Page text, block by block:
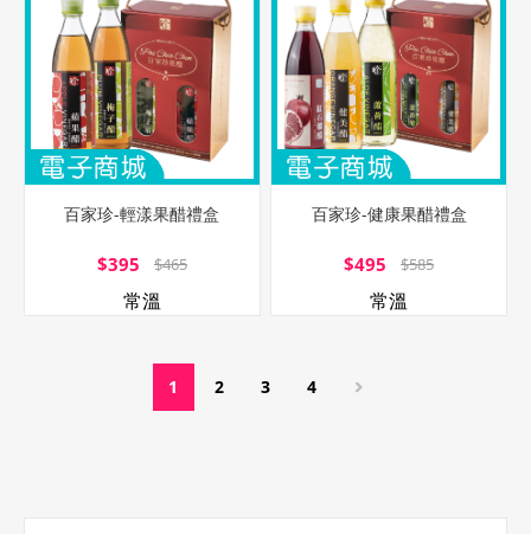
百家珍-輕漾果醋禮盒
$395 $465
常溫
百家珍-健康果醋禮盒
$495 $585
常溫
1 2 3 4